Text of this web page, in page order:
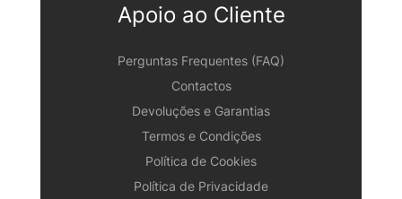
Apoio ao Cliente
Perguntas Frequentes (FAQ)
Contactos
Devoluções e Garantias
Termos e Condições
Política de Cookies
Política de Privacidade